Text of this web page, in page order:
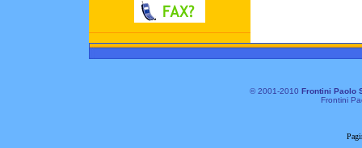
© 2001-2010 Frontini Paolo
Frontini